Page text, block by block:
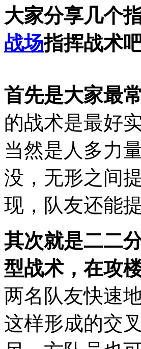
大家分享几个
战场指挥战术
首先是大家最
的战术是最好
当然是人多力
没，无形之间
现，队友还能
其次就是二二
型战术，在攻
两名队友快速
这样形成的交